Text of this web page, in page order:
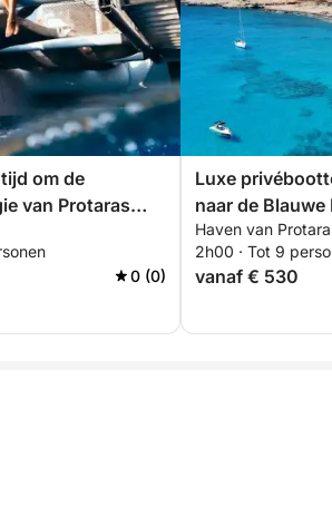
om de
van Protaras
te ontdekken.
0 (0)
Luxe
naar de Blauwe
Haven van
2h00 · Tot 9
vanaf € 530